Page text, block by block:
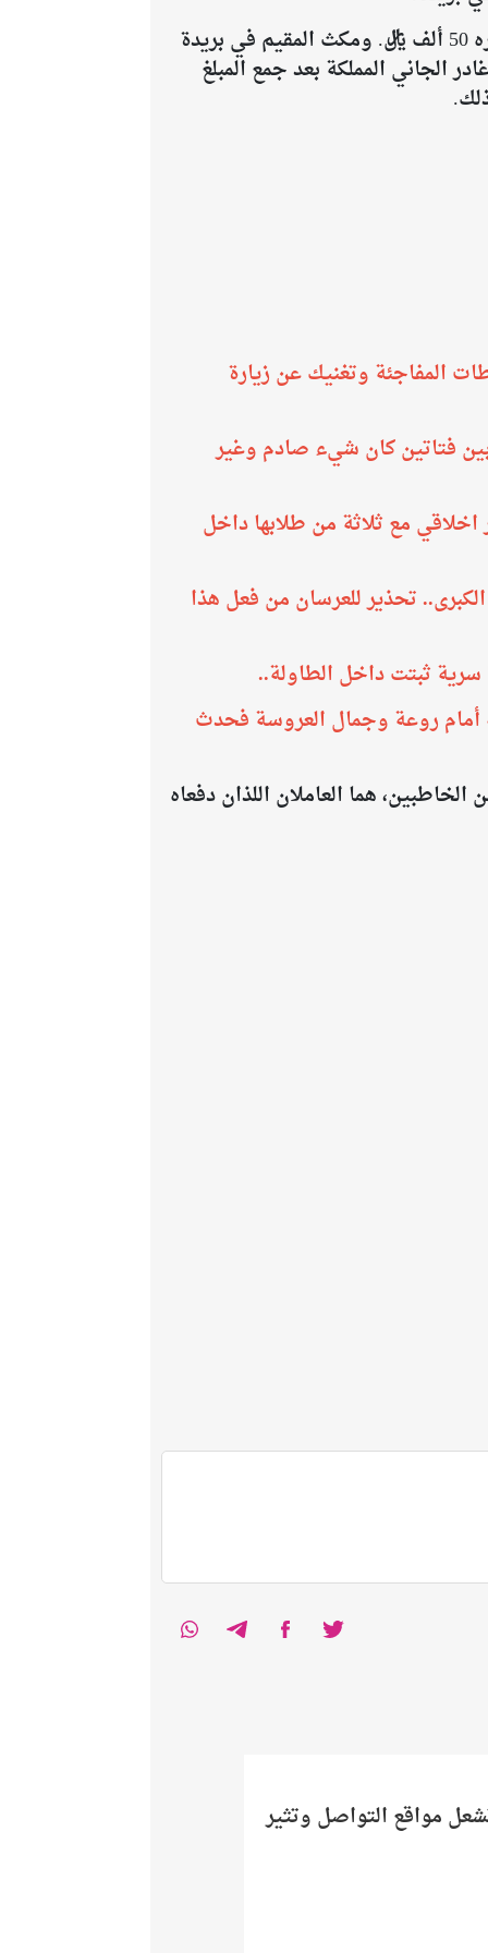
حيث استولى المقيم على 200 ألف ريال من المواطنين بعد أن وعدهم بالزواج من ابنته مقابل مهر قدره 50 ألف ريال. ومكث المقيم في بريدة
عقد الڼكاح. وغادر الجاني المملكة بعد جمع المبلغ
المفاجئة وتغنيك عن زيارة
فتاتين كان شيء صادم وغير
مع ثلاثة من طلابها داخل
تحذير للعرسان من فعل هذا
سرية ثبتت داخل الطاولة..
أمام روعة وجمال العروسة فحدث
هما العاملان اللذان دفعاه
مواقع التواصل وتثير